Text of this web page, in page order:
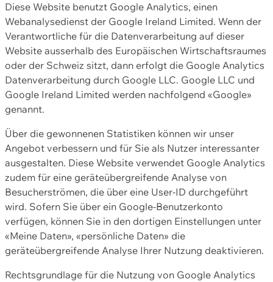
Diese Website benutzt Google Analytics, einen
Webanalysedienst der Google Ireland Limited. Wenn der
Verantwortliche für die Datenverarbeitung auf dieser
Website ausserhalb des Europäischen Wirtschaftsraumes
oder der Schweiz sitzt, dann erfolgt die Google Analytics
Datenverarbeitung durch Google LLC. Google LLC und
Google Ireland Limited werden nachfolgend «Google»
genannt.
Über die gewonnenen Statistiken können wir unser
Angebot verbessern und für Sie als Nutzer interessanter
ausgestalten. Diese Website verwendet Google Analytics
zudem für eine geräteübergreifende Analyse von
Besucherströmen, die über eine User-ID durchgeführt
wird. Sofern Sie über ein Google-Benutzerkonto
verfügen, können Sie in den dortigen Einstellungen unter
«Meine Daten», «persönliche Daten» die
geräteübergreifende Analyse Ihrer Nutzung deaktivieren.
Rechtsgrundlage für die Nutzung von Google Analytics